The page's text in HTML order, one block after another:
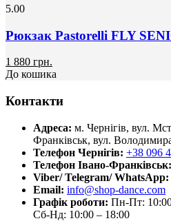
5.00
Рюкзак Pastorelli FLY
1 880 грн.
До кошика
Контакти
Адреса: м. Чернігів, вул.
Франківськ, вул.
Телефон Чернігів: +38 096
Телефон Івано-Франківськ:
Viber/ Telegram/ WhatsApp:
Email: info@shop-dance.com
Графік роботи: Пн-Пт:
Сб-Нд: 10:00 – 18:00